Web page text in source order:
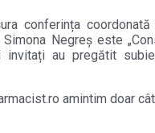
conferința
Negreș este
invitați au pregătit
amintim doar